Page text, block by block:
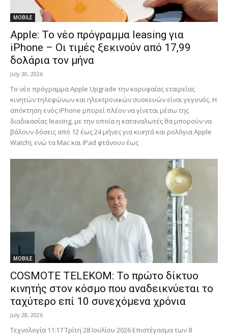
MOBILE
Apple: Το νέο πρόγραμμα leasing για
iPhone – Οι τιμές ξεκινούν από 17,99
δολάρια τον μήνα
July 30, 2026
Το νέο πρόγραμμα Apple Upgrade την κορυφαίας εταιρείας
κινητών τηλεφώνων και ηλεκτρονικών συσκευών είναι γεγονός. Η
απόκτηση ενός iPhone μπορεί πλέον να γίνεται μέσω της
διαδικασίας leasing, με την οποία η καταναλωτές θα μπορούν να
βάλουν δόσεις από 12 έως 24 μήνες για κινητά και ρολόγια Apple
Watch), ενώ τα Mac και iPad φτάνουν έως
MOBILE
COSMOTE TELEKOM: Το πρώτο δίκτυο
κινητής στον κόσμο που αναδεικνύεται το
ταχύτερο επί 10 συνεχόμενα χρόνια
July 28, 2026
Τεχνολογία 11:17 Τρίτη 28 Ιουλίου 2026 Επιστέγασμα των 8